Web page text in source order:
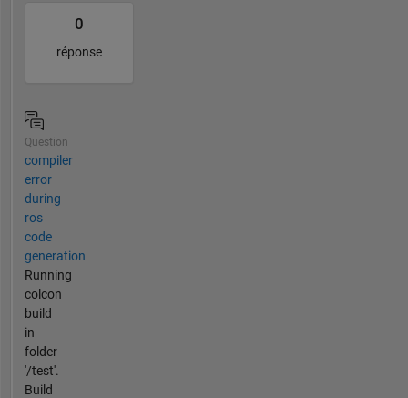
0
réponse
Question
compiler
error
during
ros
code
generation
Running
colcon
build
in
folder
'/test'.
Build